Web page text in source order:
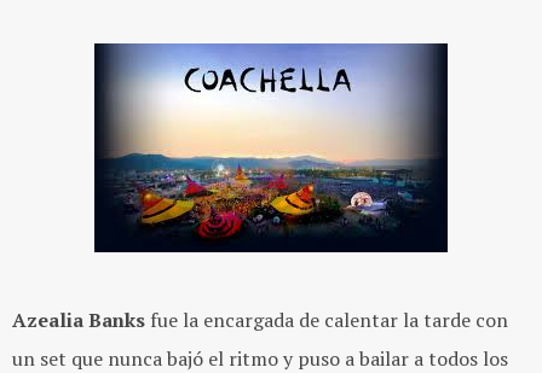
Azealia Banks fue la encargada de calentar la tarde con
un set que nunca bajó el ritmo y puso a bailar a todos los